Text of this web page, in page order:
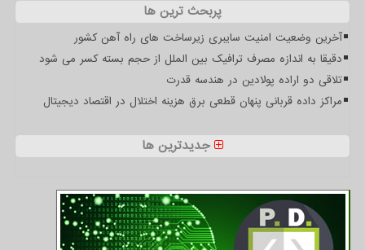
پربحث ترین ها
آخرین وضعیت امنیت سایبری زیرساخت های راه آهن کشور
دقیقا به اندازه مصرف ترافیک بین الملل از حجم بسته کسر می شود
تلاقی دو اراده پولادین در هندسه قدرت
مراکز داده قربانی پنهان قطعی برق هزینه اختلال در اقتصاد دیجیتال
جدیدترین ها